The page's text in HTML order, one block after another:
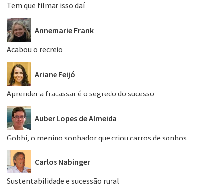
Tem que filmar isso daí
Annemarie Frank
Acabou o recreio
Ariane Feijó
Aprender a fracassar é o segredo do sucesso
Auber Lopes de Almeida
Gobbi, o menino sonhador que criou carros de sonhos
Carlos Nabinger
Sustentabilidade e sucessão rural